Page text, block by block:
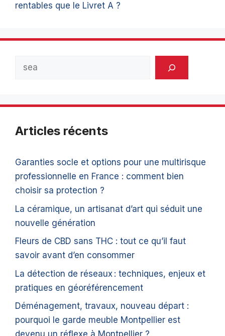
rentables que le Livret A ?
Articles récents
Garanties socle et options pour une multirisque
professionnelle en France : comment bien
choisir sa protection ?
La céramique, un artisanat d’art qui séduit une
nouvelle génération
Fleurs de CBD sans THC : tout ce qu’il faut
savoir avant d’en consommer
La détection de réseaux : techniques, enjeux et
pratiques en géoréférencement
Déménagement, travaux, nouveau départ :
pourquoi le garde meuble Montpellier est